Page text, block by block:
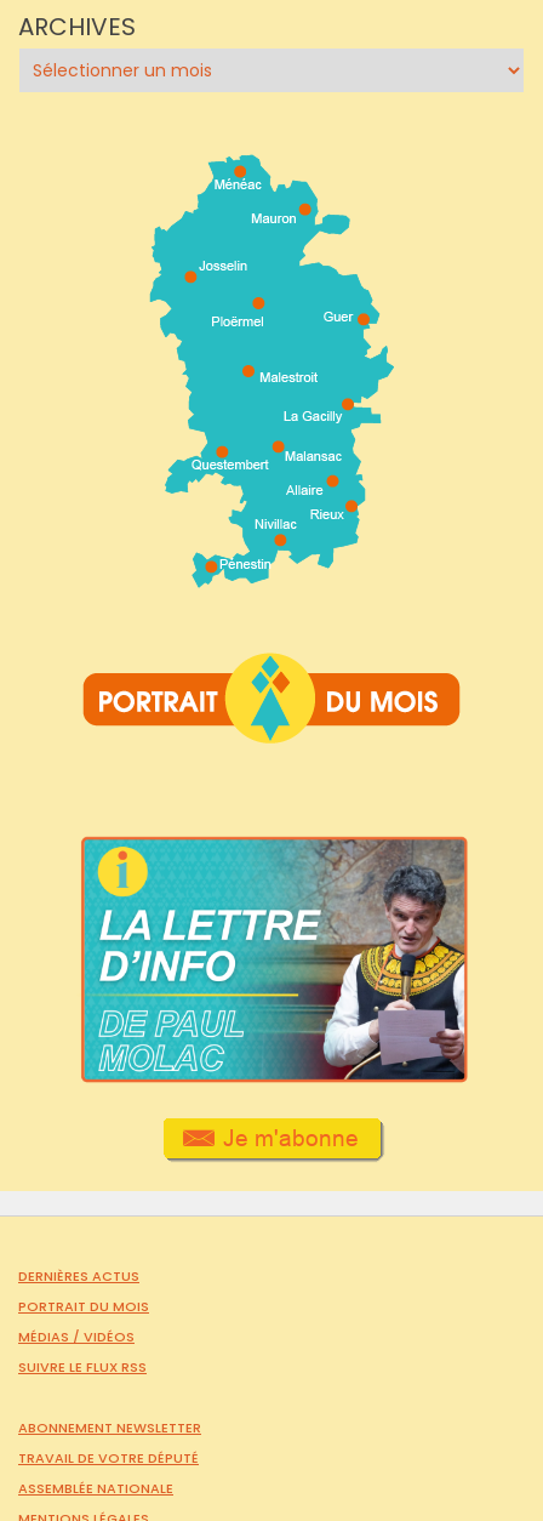
ARCHIVES
Archives
DERNIÈRES ACTUS
PORTRAIT DU MOIS
MÉDIAS / VIDÉOS
SUIVRE LE FLUX RSS
ABONNEMENT NEWSLETTER
TRAVAIL DE VOTRE DÉPUTÉ
ASSEMBLÉE NATIONALE